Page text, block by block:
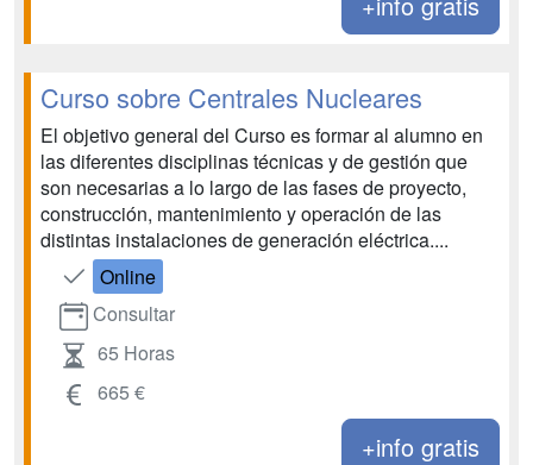
Curso sobre Centrales Nucleares
El objetivo general del Curso es formar al alumno en
las diferentes disciplinas técnicas y de gestión que
son necesarias a lo largo de las fases de proyecto,
construcción, mantenimiento y operación de las
distintas instalaciones de generación eléctrica....
Online
Consultar
65 Horas
665 €
+info gratis